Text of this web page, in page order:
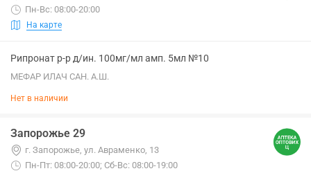
Пн-Вс: 08:00-20:00
На карте
Рипронат р-р д/ин. 100мг/мл амп. 5мл №10
МЕФАР ИЛАЧ САН. А.Ш.
Нет в наличии
Запорожье 29
г. Запорожье, ул. Авраменко, 13
Пн-Пт: 08:00-20:00; Сб-Вс: 08:00-19:00